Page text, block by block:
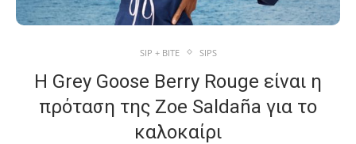
SIP + BITE SIPS
Η Grey Goose Berry Rouge είναι η
πρόταση της Zoe Saldaña για το
καλοκαίρι